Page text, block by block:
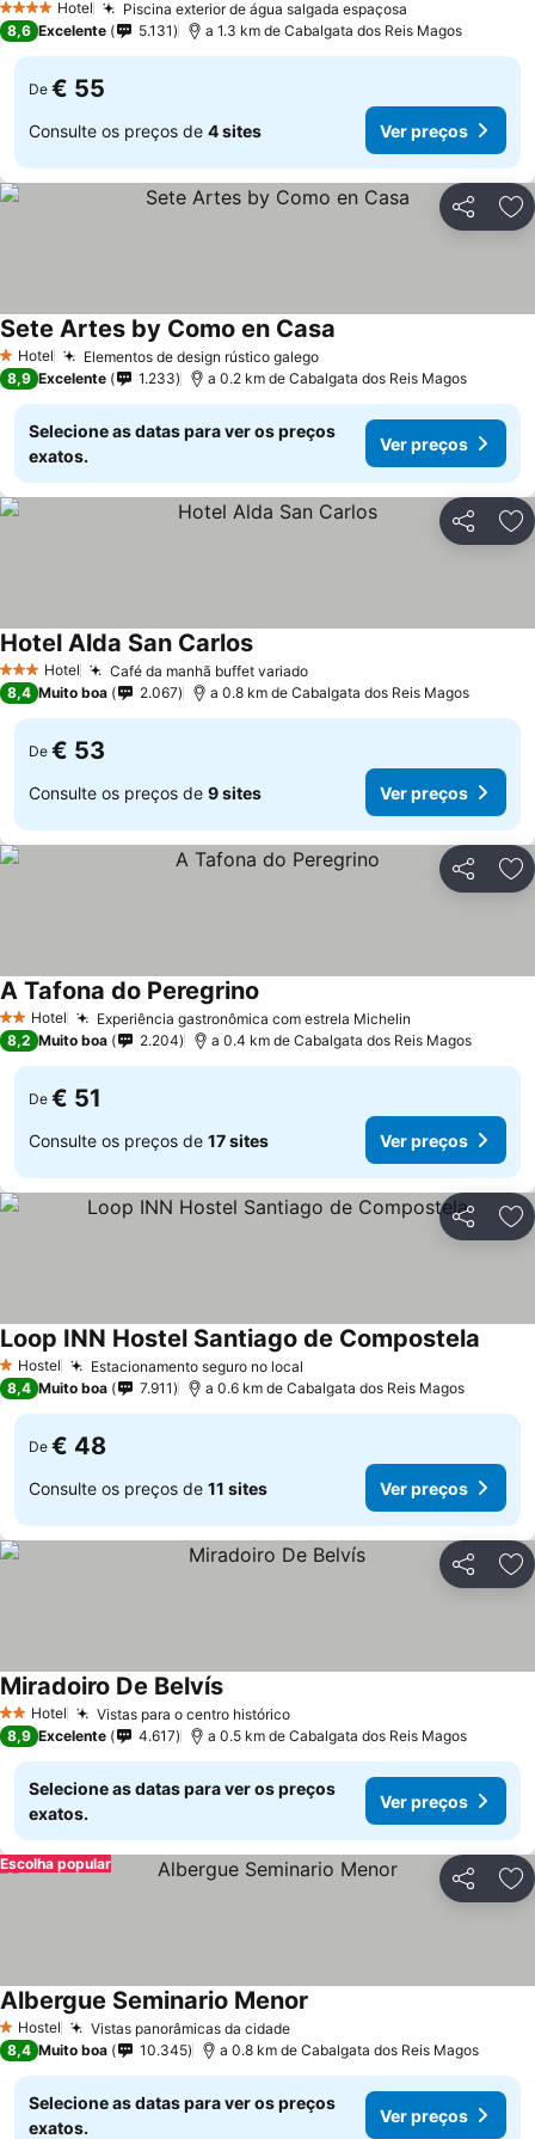
4 EstrelasHotel
Piscina exterior de água salgada espaçosa
8,6 Excelente 5.131 a 1.3 km de Cabalgata dos Reis Magos
De € 55
Consulte os preços de 4 sites Ver preços
Partilhar
1 Estrelas
Hotel Elementos de design rústico galego
Sete Artes by Como en Casa
8,9 Excelente 1.233 a 0.2 km de Cabalgata dos Reis Magos
Selecione as datas para ver os preços
exatos.
Ver preços
Partilhar
3 EstrelasHotel Café da manhã buffet variado
Hotel Alda San Carlos
8,4 Muito boa 2.067 a 0.8 km de Cabalgata dos Reis Magos
De € 53
Consulte os preços de 9 sites Ver preços
Partilhar
2 Estrelas
Hotel Experiência gastronômica com estrela Michelin
A Tafona do Peregrino
8,2 Muito boa 2.204 a 0.4 km de Cabalgata dos Reis Magos
De € 51
Consulte os preços de 17 sites Ver preços
Partilhar
1 Estrelas
Hostel Estacionamento seguro no local
Loop INN Hostel Santiago de Compostela
8,4 Muito boa 7.911 a 0.6 km de Cabalgata dos Reis Magos
De € 48
Consulte os preços de 11 sites Ver preços
Partilhar
2 Estrelas
Hotel Vistas para o centro histórico
Miradoiro De Belvís
8,9 Excelente 4.617 a 0.5 km de Cabalgata dos Reis Magos
Selecione as datas para ver os preços
exatos.
Ver preços
Partilhar
Escolha popular
1 Estrelas
Hostel Vistas panorâmicas da cidade
Albergue Seminario Menor
8,4 Muito boa 10.345 a 0.8 km de Cabalgata dos Reis Magos
Selecione as datas para ver os preços
exatos.
Ver preços